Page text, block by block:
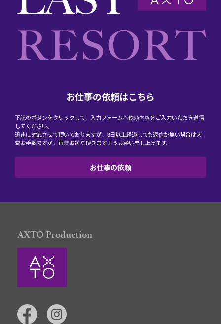
お仕事の依頼はこちら
下記のボタンをクリックして、入力フォームへ依頼内容をご入力いただき送信
してください。
迅速に対応させて頂いておりますが、3日以上経過しても返信が無い場合は大
変お手数ですが、再度お送り頂きますようお願い申し上げます。
お仕事の依頼
AXTO Production